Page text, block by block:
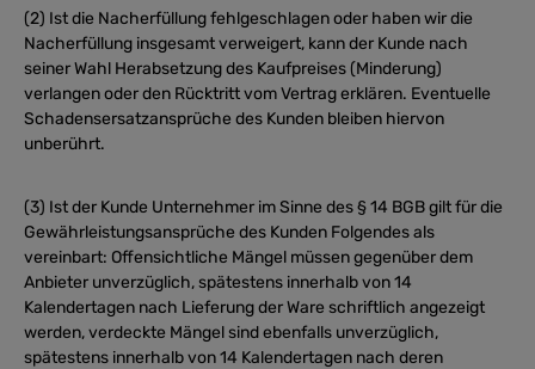
(2) Ist die Nacherfüllung fehlgeschlagen oder haben wir die
Nacherfüllung insgesamt verweigert, kann der Kunde nach
seiner Wahl Herabsetzung des Kaufpreises (Minderung)
verlangen oder den Rücktritt vom Vertrag erklären. Eventuelle
Schadensersatzansprüche des Kunden bleiben hiervon
unberührt.
(3) Ist der Kunde Unternehmer im Sinne des § 14 BGB gilt für die
Gewährleistungsansprüche des Kunden Folgendes als
vereinbart: Offensichtliche Mängel müssen gegenüber dem
Anbieter unverzüglich, spätestens innerhalb von 14
Kalendertagen nach Lieferung der Ware schriftlich angezeigt
werden, verdeckte Mängel sind ebenfalls unverzüglich,
spätestens innerhalb von 14 Kalendertagen nach deren